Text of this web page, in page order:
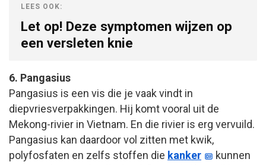
LEES OOK:
Let op! Deze symptomen wijzen op
een versleten knie
6. Pangasius
Pangasius is een vis die je vaak vindt in
diepvriesverpakkingen. Hij komt vooral uit de
Mekong-rivier in Vietnam. En die rivier is erg vervuild.
Pangasius kan daardoor vol zitten met kwik,
polyfosfaten en zelfs stoffen die kanker
kunnen